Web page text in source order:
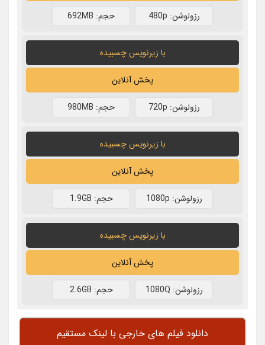
رزولوشن: 480p حجم: 692MB
با زیرنویس چسبیده
پخش آنلاین
رزولوشن: 720p حجم: 980MB
با زیرنویس چسبیده
پخش آنلاین
رزولوشن: 1080p حجم: 1.9GB
با زیرنویس چسبیده
پخش آنلاین
رزولوشن: 1080Q حجم: 2.6GB
دانلود فیلم های خارجی با لینک مستقیم